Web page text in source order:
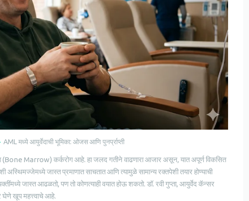
AML मध्ये आयुर्वेदाची भूमिका: ओजस आणि पुनर्प्राप्ती
Marrow) कर्करोग आहे. हा जलद गतीने वाढणारा आजार असून, यात अपूर्ण विकसित
अस्थिमज्जेमध्ये जास्त प्रमाणात साचतात आणि त्यामुळे सामान्य रक्तपेशी तयार होण्याची
जास्त आढळतो, पण तो कोणत्याही वयात होऊ शकतो. डॉ. रवी गुप्ता, आयुर्वेद कॅन्सर
खूप महत्त्वाचे आहे.